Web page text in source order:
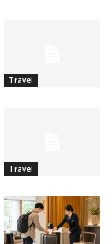
Travel
Travel